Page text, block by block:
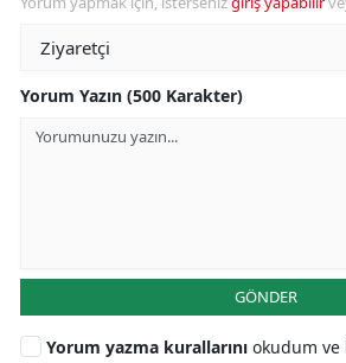
Yorum Yazın (500 Karakter)
GÖNDER
Yorum yazma kurallarını okudum